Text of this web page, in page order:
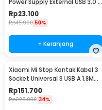
Port - UH-103U3
Rp23.100
Rp45.900 50%
+ Keranjang
Xiaomi Mi Stop Kontak Kabel 3
Socket Universal 3 USB A 1.8M
250V 2500W - XMCXB01QMN
(ORIGINAL)
Rp151.700
Rp228.900 34%